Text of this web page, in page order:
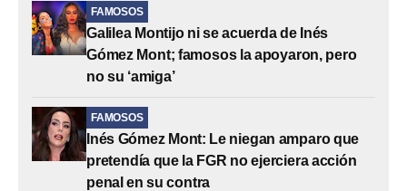
FAMOSOS
Galilea Montijo ni se acuerda de Inés
Gómez Mont; famosos la apoyaron, pero
no su ‘amiga’
FAMOSOS
Inés Gómez Mont: Le niegan amparo que
pretendía que la FGR no ejerciera acción
penal en su contra